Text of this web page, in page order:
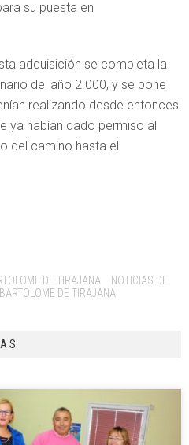
su puesta en
adquisición se completa la
del año 2.000, y se pone
realizando desde entonces
ya habían dado permiso al
del camino hasta el
DE TIRAJANA
NOTICIAS DE
DE TIRAJANA